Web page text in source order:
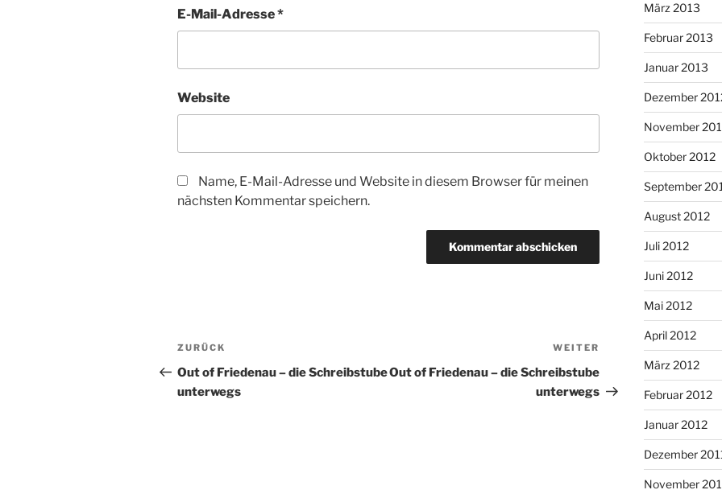
E-Mail-Adresse*
Website
Name, E-Mail-Adresse und Website in diesem Browser für meinen
nächsten Kommentar speichern.
Beitragsnavigation
Vorheriger
Beitrag
ZURÜCK
Out of Friedenau – die Schreibstube
unterwegs
Nächster
Beitrag
WEITER
Out of Friedenau – die Schreibstube
unterwegs
März 2013
Februar 2013
Januar 2013
Dezember
November
Oktober 2012
September
August 2012
Juli 2012
Juni 2012
Mai 2012
April 2012
März 2012
Februar 2012
Januar 2012
Dezember
November